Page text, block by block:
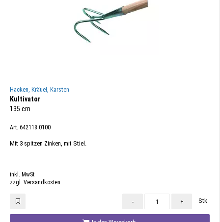
Hacken, Kräuel, Karsten
Kultivator
135 cm
Art. 642118.0100
Mit 3 spitzen Zinken, mit Stiel.
inkl. MwSt
zzgl. Versandkosten
- + Stk